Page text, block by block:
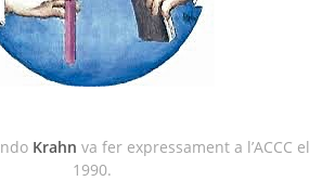
Krahn va fer expressament a l’ACCC el
1990.